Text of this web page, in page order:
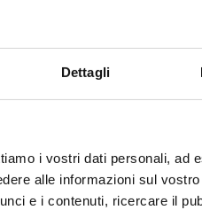
Dettagli
i vostri dati personali, ad
alle informazioni sul
e i contenuti, ricercare il
e comunicare il
in esame il celebre
tematizzando alcune
civile,
questione dei crimini contro
internazionale). Inoltre il
dilemmi inerenti alla